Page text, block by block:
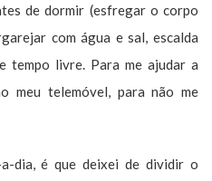
de dormir (esfregar o corpo
com água e sal, escalda
tempo livre. Para me ajudar a
meu telemóvel, para não me
dia, é que deixei de dividir o